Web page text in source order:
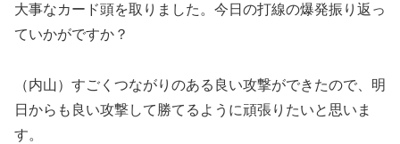
大事なカード頭を取りました。今日の打線の爆発振り返っ
ていかがですか？
（内山）すごくつながりのある良い攻撃ができたので、明
日からも良い攻撃して勝てるように頑張りたいと思いま
す。